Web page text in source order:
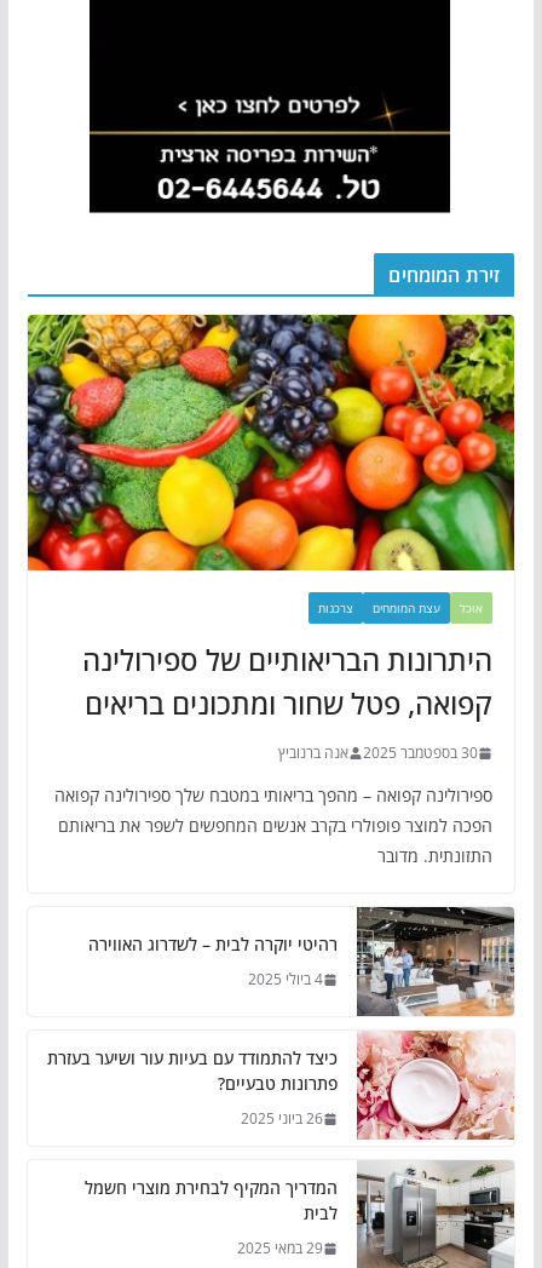
זירת המומחים
אוכל עצת המומחים צרכנות
היתרונות הבריאותיים של ספירולינה
קפואה, פטל שחור ומתכונים בריאים
30 בספטמבר 2025 אנה ברנוביץ
ספירולינה קפואה – מהפך בריאותי במטבח שלך ספירולינה קפואה
הפכה למוצר פופולרי בקרב אנשים המחפשים לשפר את בריאותם
התזונתית. מדובר
רהיטי יוקרה לבית – לשדרוג האווירה
4 ביולי 2025
כיצד להתמודד עם בעיות עור ושיער בעזרת
פתרונות טבעיים?
26 ביוני 2025
המדריך המקיף לבחירת מוצרי חשמל
לבית
29 במאי 2025